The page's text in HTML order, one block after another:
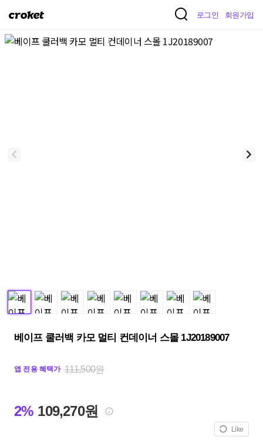
크
켓
로그인 회원가입
베이프 쿨러백 카모 멀티 컨데이너 스몰 1J20189007
앱 전용 혜택가 111,500원
2% 109,270원
Like